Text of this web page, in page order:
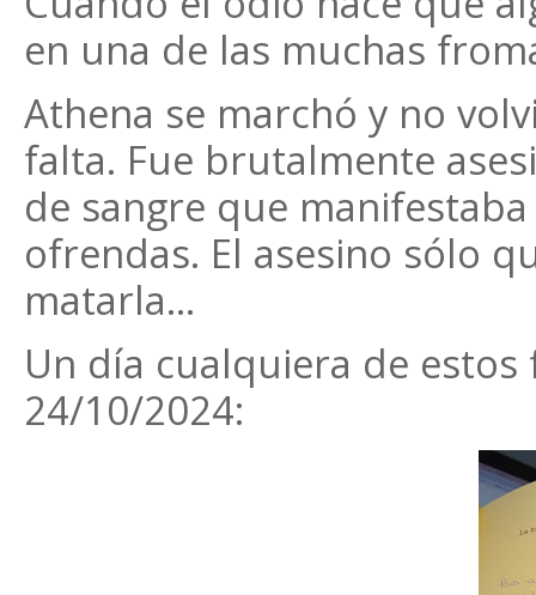
en una de las muchas
Athena se marchó y no
falta. Fue brutalmente
de sangre que
ofrendas. El asesino sólo
matarla...
Un día cualquiera de estos
24/10/2024: